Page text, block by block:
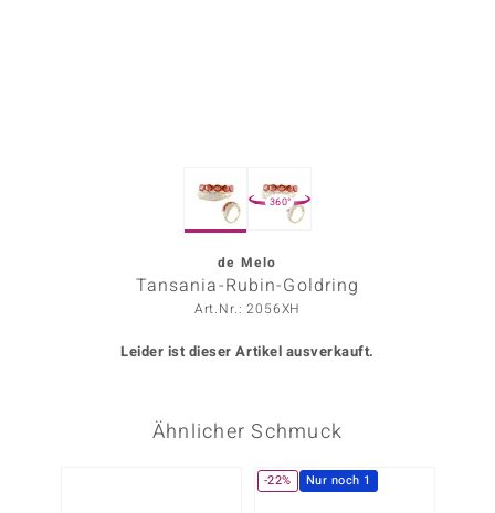
360°
de Melo
Tansania-Rubin-Goldring
Art.Nr.: 2056XH
Leider ist dieser Artikel ausverkauft.
Ähnlicher Schmuck
-22% Nur noch 1